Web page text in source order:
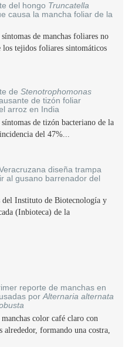
del hongo Truncatella
causa la mancha foliar de la
de manchas foliares no
los tejidos foliares sintomáticos
de Stenotrophomonas
de tizón foliar
arroz en India
síntomas de tizón bacteriano de la
del 47%...
diseña trampa
al gusano barrenador del
del Instituto de Biotecnología y
(Inbioteca) de la
reporte de manchas en
por Alternaria alternata
manchas color café claro con
alrededor, formando una costra,